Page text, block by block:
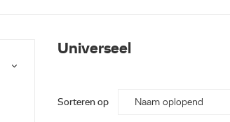
Universeel
Sorteren op